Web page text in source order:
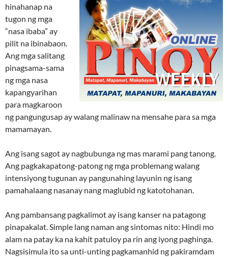
hinahanap na
tugon ng mga
“nasa ibaba” ay
pilit na ibinabaon.
Ang mga salitang
pinagsama-sama
ng mga nasa
kapangyarihan
para magkaroon
ng pangungusap ay walang malinaw na mensahe para sa mga
mamamayan.
Ang isang sagot ay nagbubunga ng mas marami pang tanong.
Ang pagkakapatong-patong ng mga problemang walang
intensiyong tugunan ay pangunahing layunin ng isang
pamahalaang nasanay nang maglubid ng katotohanan.
Ang pambansang pagkalimot ay isang kanser na patagong
pinapakalat. Simple lang naman ang sintomas nito: Hindi mo
alam na patay ka na kahit patuloy pa rin ang iyong paghinga.
Nagsisimula ito sa unti-unting pagkamanhid ng pakiramdam